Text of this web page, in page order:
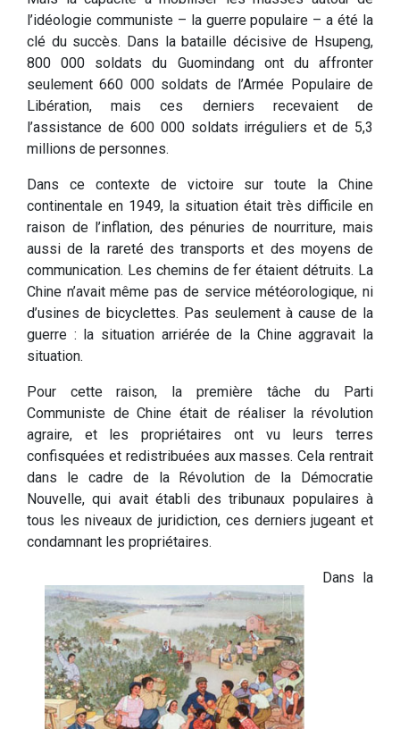
l’idéologie communiste – la guerre populaire – a été la
clé du succès. Dans la bataille décisive de Hsupeng,
800 000 soldats du Guomindang ont du affronter
seulement 660 000 soldats de l’Armée Populaire de
Libération, mais ces derniers recevaient de
l’assistance de 600 000 soldats irréguliers et de 5,3
millions de personnes.
Dans ce contexte de victoire sur toute la Chine
continentale en 1949, la situation était très difficile en
raison de l’inflation, des pénuries de nourriture, mais
aussi de la rareté des transports et des moyens de
communication. Les chemins de fer étaient détruits. La
Chine n’avait même pas de service météorologique, ni
d’usines de bicyclettes. Pas seulement à cause de la
guerre : la situation arriérée de la Chine aggravait la
situation.
Pour cette raison, la première tâche du Parti
Communiste de Chine était de réaliser la révolution
agraire, et les propriétaires ont vu leurs terres
confisquées et redistribuées aux masses. Cela rentrait
dans le cadre de la Révolution de la Démocratie
Nouvelle, qui avait établi des tribunaux populaires à
tous les niveaux de juridiction, ces derniers jugeant et
condamnant les propriétaires.
Dans la